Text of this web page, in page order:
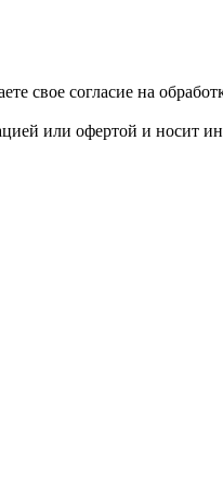
свое согласие на
или офертой и носит